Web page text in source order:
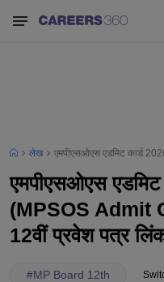
लेख एमपीएसओएस एडमिट कार्ड
एमपीएसओएस एडमिट
(MPSOS Admit
12वीं प्रवेश पत्र
#MP Board 12th